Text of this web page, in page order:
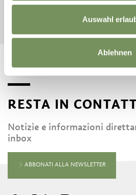
Auswahl
Ablehnen
RESTA IN
Notizie e informazioni
inbox
ABBONATI ALLA NEWSLETTER